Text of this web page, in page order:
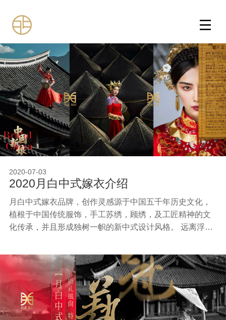
2020-07-03
2020月白中式嫁衣介绍
月白中式嫁衣品牌，创作灵感源于中国五千年历史文化，
植根于中国传统服饰，手工苏绣，顾绣，及工匠精神的文
化传承，并且形成独树一帜的新中式设计风格。 远离浮夸
为每个中国人婚礼上，或衣橱中的必备单品，月白的出
现，赋予了中式服饰新的时尚色彩，让时尚潮流与传统文
化完美融汇并存。